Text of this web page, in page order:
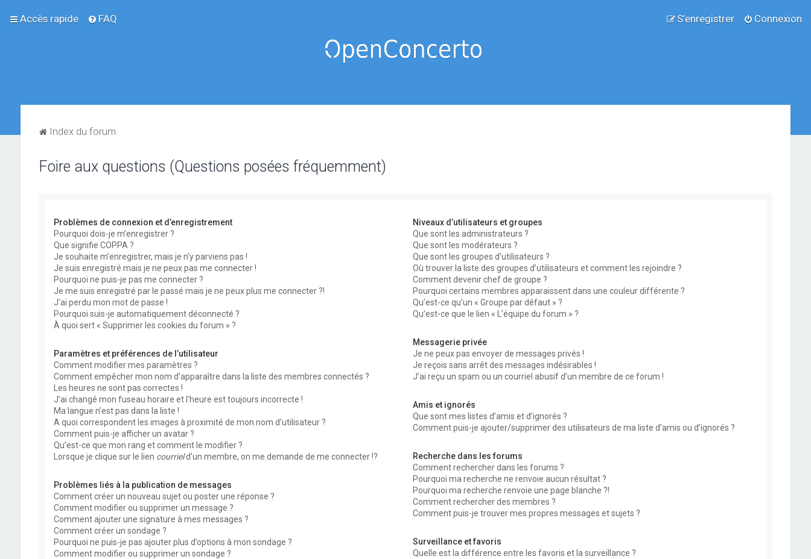
Accès rapide FAQ Connexion
S’enregistrer
Index du forum
Foire aux questions (Questions posées fréquemment)
Problèmes de connexion et d’enregistrement
Pourquoi dois-je m’enregistrer ?
Que signifie COPPA ?
Je souhaite m’enregistrer, mais je n’y parviens pas !
Je suis enregistré mais je ne peux pas me connecter !
Pourquoi ne puis-je pas me connecter ?
Je me suis enregistré par le passé mais je ne peux plus me connecter ?!
J’ai perdu mon mot de passe !
Pourquoi suis-je automatiquement déconnecté ?
À quoi sert « Supprimer les cookies du forum » ?
Paramètres et préférences de l’utilisateur
Comment modifier mes paramètres ?
Comment empêcher mon nom d’apparaître dans la liste des membres connectés ?
Les heures ne sont pas correctes !
J’ai changé mon fuseau horaire et l’heure est toujours incorrecte !
Ma langue n’est pas dans la liste !
A quoi correspondent les images à proximité de mon nom d’utilisateur ?
Comment puis-je afficher un avatar ?
Qu’est-ce que mon rang et comment le modifier ?
Lorsque je clique sur le lien courrield’un membre, on me demande de me connecter !?
Problèmes liés à la publication de messages
Comment créer un nouveau sujet ou poster une réponse ?
Comment modifier ou supprimer un message ?
Comment ajouter une signature à mes messages ?
Comment créer un sondage ?
Pourquoi ne puis-je pas ajouter plus d’options à mon sondage ?
Comment modifier ou supprimer un sondage ?
Niveaux d’utilisateurs et groupes
Que sont les administrateurs ?
Que sont les modérateurs ?
Que sont les groupes d’utilisateurs ?
Où trouver la liste des groupes d’utilisateurs et comment les rejoindre ?
Comment devenir chef de groupe ?
Pourquoi certains membres apparaissent dans une couleur différente ?
Qu’est-ce qu’un « Groupe par défaut » ?
Qu’est-ce que le lien « L’équipe du forum » ?
Messagerie privée
Je ne peux pas envoyer de messages privés !
Je reçois sans arrêt des messages indésirables !
J’ai reçu un spam ou un courriel abusif d’un membre de ce forum !
Amis et ignorés
Que sont mes listes d’amis et d’ignorés ?
Comment puis-je ajouter/supprimer des utilisateurs de ma liste d’amis ou d’ignorés ?
Recherche dans les forums
Comment rechercher dans les forums ?
Pourquoi ma recherche ne renvoie aucun résultat ?
Pourquoi ma recherche renvoie une page blanche ?!
Comment rechercher des membres ?
Comment puis-je trouver mes propres messages et sujets ?
Surveillance et favoris
Quelle est la différence entre les favoris et la surveillance ?